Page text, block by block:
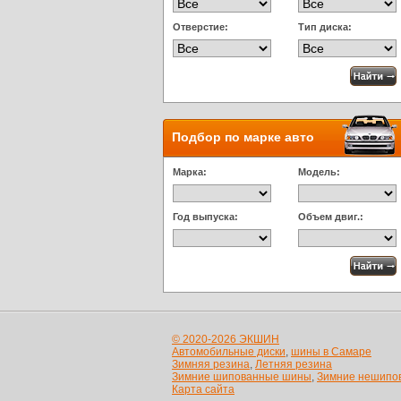
Отверстие: Тип диска:
Подбор по марке авто
Марка: Модель:
Год выпуска: Объем двиг.:
© 2020-2026 ЭКШИН
Автомобильные диски, шины в Самаре
Зимняя резина, Летняя резина
Зимние шипованные шины, Зимние
Карта сайта